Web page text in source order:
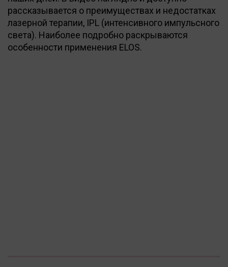
рассказывается о преимуществах и недостатках
лазерной терапии, IPL (интенсивного импульсного
света). Наиболее подробно раскрываются
особенности применения ELOS.